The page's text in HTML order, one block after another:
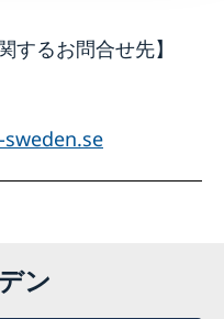
するお問合せ先】
ン